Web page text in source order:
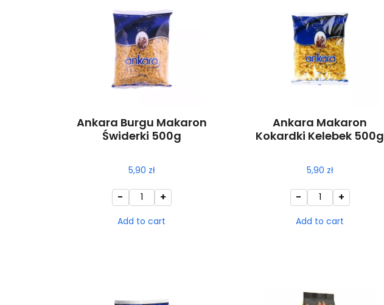
Ankara Burgu Makaron
Świderki 500g
5,90 zł
- +
Add to cart
Ankara Makaron
Kokardki Kelebek 500g
5,90 zł
- +
Add to cart